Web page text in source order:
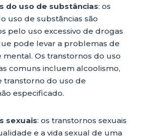
do uso de substâncias: os
uso de substâncias são
pelo uso excessivo de drogas
pode levar a problemas de
mental. Os transtornos do uso
comuns incluem alcoolismo,
transtorno do uso de
especificado.
sexuais: os transtornos sexuais
e a vida sexual de uma